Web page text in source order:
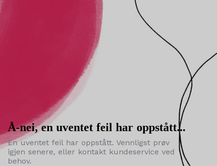
Å-nei, en uventet feil har oppstått...
En uventet feil har oppstått. Vennligst prøv
igjen senere, eller kontakt kundeservice ved
behov.